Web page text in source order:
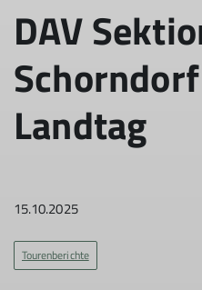
DAV
Landtag
15.10.2025
Tourenberichte